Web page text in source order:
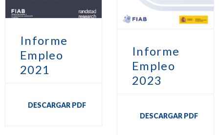
Informe
Empleo
2021
DESCARGAR PDF
Informe
Empleo
2023
DESCARGAR PDF